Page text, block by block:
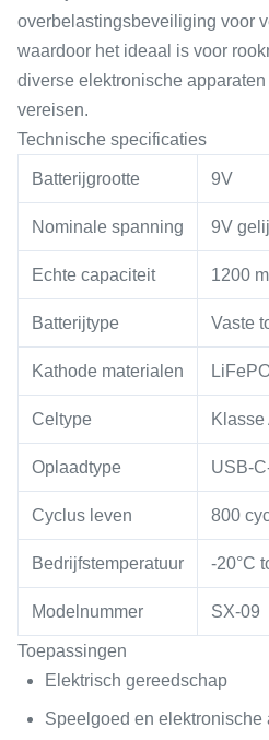
overbelastingsbeveiliging voor
waardoor het ideaal is voor
diverse elektronische
vereisen.
Technische specificaties
Batterijgrootte 9V
Nominale spanning 9V
Echte capaciteit 1200
Batterijtype Vaste
Kathode materialen
Celtype Klasse
Oplaadtype USB-
Cyclus leven 800
Bedrijfstemperatuur -20°C
Modelnummer SX-09
Toepassingen
Elektrisch gereedschap
Speelgoed en elektronische